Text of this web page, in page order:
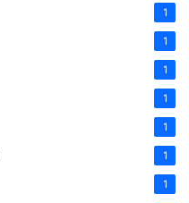
1
1
1
1
1
1
1